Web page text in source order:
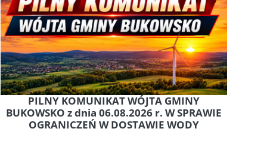
PILNY KOMUNIKAT WÓJTA GMINY
BUKOWSKO z dnia 06.08.2026 r. W SPRAWIE
OGRANICZEŃ W DOSTAWIE WODY